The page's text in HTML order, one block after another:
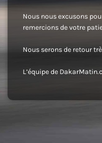
Nous nous excusons
remercions de votre
Nous serons de retour
L’équipe de